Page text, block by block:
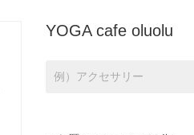
YOGA cafe oluolu